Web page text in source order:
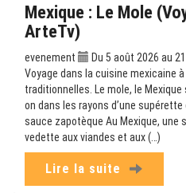
Mexique : Le Mole
ArteTv)
evenement
Du 5 août 2026 au
Voyage dans la cuisine mexicaine
traditionnelles. Le mole, le
on dans les rayons d’une supérette
sauce zapotèque Au Mexique, une
vedette aux viandes et aux (…)
Lire la suite